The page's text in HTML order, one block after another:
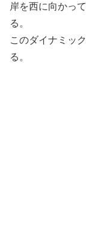
岸を西に向かっ
る。
このダイナミッ
る。